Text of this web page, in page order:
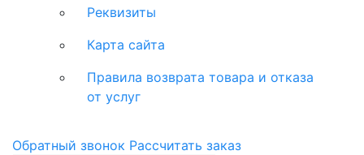
Реквизиты
Карта сайта
Правила возврата товара и отказа
от услуг
Обратный звонок Рассчитать заказ